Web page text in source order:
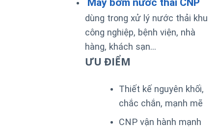
dùng trong xử lý nước thải khu
công nghiệp, bệnh viện, nhà
hàng, khách sạn…
ƯU ĐIỂM
Thiết kế nguyên khối,
chắc chắn, mạnh mẽ
CNP vận hành mạnh